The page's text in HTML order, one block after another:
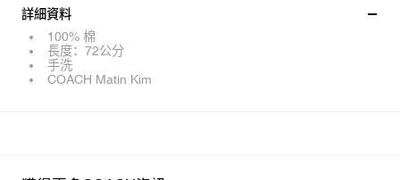
詳細資料
100% 棉
長度：72公分
手洗
COACH Matin Kim